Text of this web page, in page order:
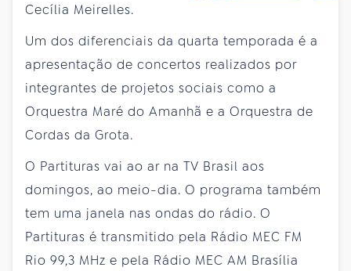
Cecília Meirelles.
Um dos diferenciais da quarta temporada é a
apresentação de concertos realizados por
integrantes de projetos sociais como a
Orquestra Maré do Amanhã e a Orquestra de
Cordas da Grota.
O Partituras vai ao ar na TV Brasil aos
domingos, ao meio-dia. O programa também
tem uma janela nas ondas do rádio. O
Partituras é transmitido pela Rádio MEC FM
Rio 99,3 MHz e pela Rádio MEC AM Brasília